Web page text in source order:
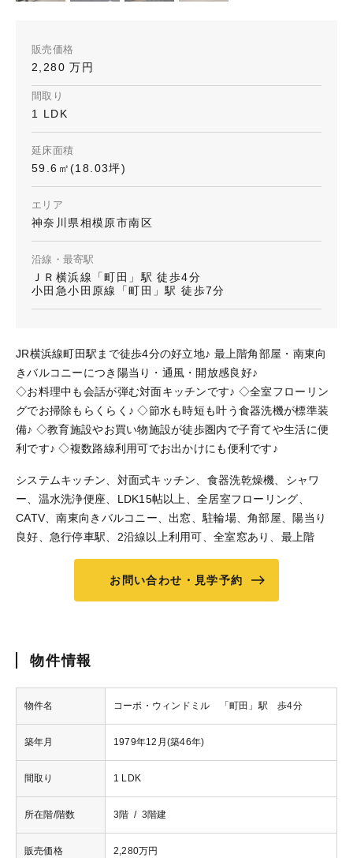
販売価格
2,280 万円
間取り
1 LDK
延床面積
59.6㎡(18.03坪)
エリア
神奈川県相模原市南区
沿線・最寄駅
ＪＲ横浜線「町田」駅 徒歩4分
小田急小田原線「町田」駅 徒歩7分
JR横浜線町田駅まで徒歩4分の好立地♪ 最上階角部屋・南東向
きバルコニーにつき陽当り・通風・開放感良好♪
◇お料理中も会話が弾む対面キッチンです♪ ◇全室フローリン
グでお掃除もらくらく♪ ◇節水も時短も叶う食器洗機が標準装
備♪ ◇教育施設やお買い物施設が徒歩圏内で子育てや生活に便
利です♪ ◇複数路線利用可でお出かけにも便利です♪
システムキッチン、対面式キッチン、食器洗乾燥機、シャワ
ー、温水洗浄便座、LDK15帖以上、全居室フローリング、
CATV、南東向きバルコニー、出窓、駐輪場、角部屋、陽当り
良好、急行停車駅、2沿線以上利用可、全室窓あり、最上階
お問い合わせ・見学予約
物件情報
物件名 コーポ・ウィンドミル 「町田」駅 歩4分
築年月 1979年12月(築46年)
間取り 1 LDK
所在階/階数 3階 / 3階建
販売価格 2,280万円